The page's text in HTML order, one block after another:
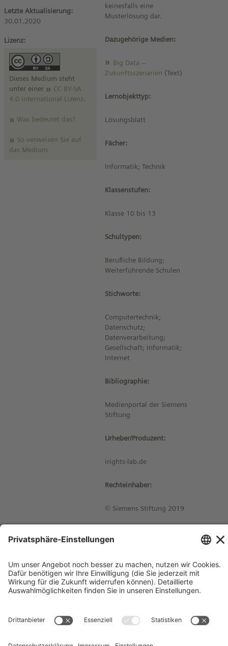
Letzte Aktualisierung:
30.01.2020
Lizenz:
Dieses Medium steht
unter einer
CC BY-SA
4.0 international Lizenz.
Was bedeutet das?
So verweisen Sie auf
das Medium
keinesfalls eine
Musterlösung dar.
Dazugehörige Medien:
Big Data –
Zukunftsszenarien (Text)
Lernobjekttyp:
Lösungsblatt
Fächer:
Informatik; Technik
Klassenstufen:
Klasse 10 bis 13
Schultypen:
Berufliche Bildung;
Weiterführende Schulen
Stichworte:
Computertechnik;
Datenschutz;
Datenverarbeitung;
Gesellschaft; Informatik;
Internet
Bibliographie:
Medienportal der Siemens
Stiftung
Urheber/Produzent:
irights-lab.de
Rechteinhaber:
© Siemens Stiftung 2019
Impressum
Kontakt
Datenschutzhinweise
Nutzungsbedingungen